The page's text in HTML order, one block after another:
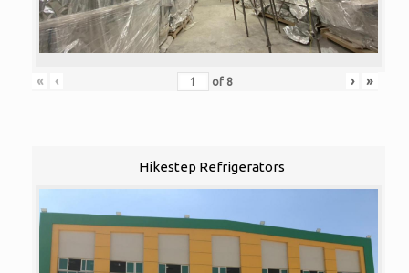
« ‹ of 8 › »
Hikestep Refrigerators